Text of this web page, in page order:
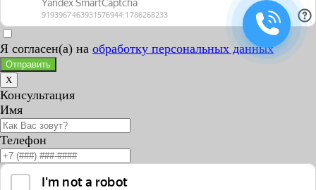
Я согласен(а) на обработку персональных данных
Отправить
X
Консультация
Имя
Телефон